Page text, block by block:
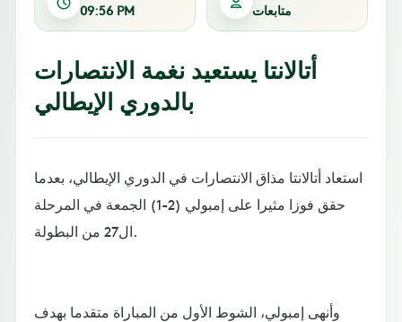
09:56 PM متابعات
أتالانتا يستعيد نغمة الانتصارات
بالدوري الإيطالي
استعاد أتالانتا مذاق الانتصارات في الدوري الإيطالي، بعدما
حقق فوزا مثيرا على إمبولي (2-1) الجمعة في المرحلة
ال27 من البطولة.
وأنهى إمبولي، الشوط الأول من المباراة متقدما بهدف